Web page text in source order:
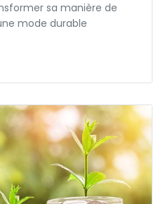
sa manière de
mode durable